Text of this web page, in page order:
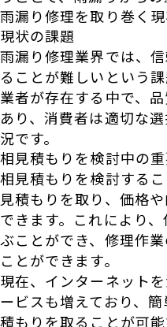
雨漏り修理を取り巻く
現状の課題
雨漏り修理業界では、
ることが難しいという
業者が存在する中で、
あり、消費者は適切な
況です。
相見積もりを検討中の
相見積もりを検討する
見積もりを取り、価格
できます。これにより
ぶことができ、修理作
ことができます。
現在、インターネット
ービスも増えており、
積もりを取ることが可